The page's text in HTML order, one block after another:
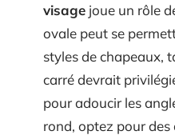
visage joue un rôle
ovale peut se
styles de chapeaux,
carré devrait
pour adoucir les
rond, optez pour des